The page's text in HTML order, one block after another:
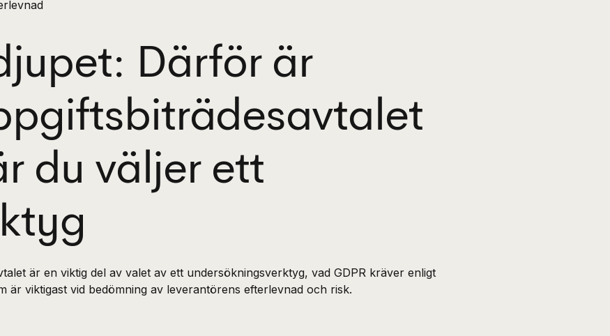
Därför är
du väljer ett
är en viktig del av valet av ett undersökningsverktyg, vad GDPR kräver enligt
är viktigast vid bedömning av leverantörens efterlevnad och risk.